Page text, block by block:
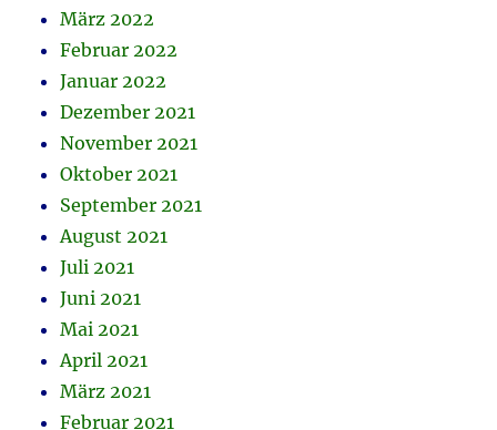
März 2022
Februar 2022
Januar 2022
Dezember 2021
November 2021
Oktober 2021
September 2021
August 2021
Juli 2021
Juni 2021
Mai 2021
April 2021
März 2021
Februar 2021